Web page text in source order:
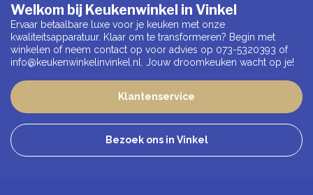
Welkom bij Keukenwinkel in Vinkel
Ervaar betaalbare luxe voor je keuken met onze
kwaliteitsapparatuur. Klaar om te transformeren? Begin met
winkelen of neem contact op voor advies op 073-5320393 of
info@keukenwinkelinvinkel.nl
. Jouw droomkeuken wacht op je!
Klantenservice
Bezoek ons in Vinkel